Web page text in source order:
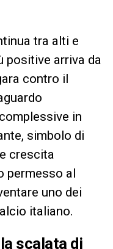
tra alti e
positive arriva da
contro il
in
simbolo di
crescita
permesso al
uno dei
italiano.
scalata di